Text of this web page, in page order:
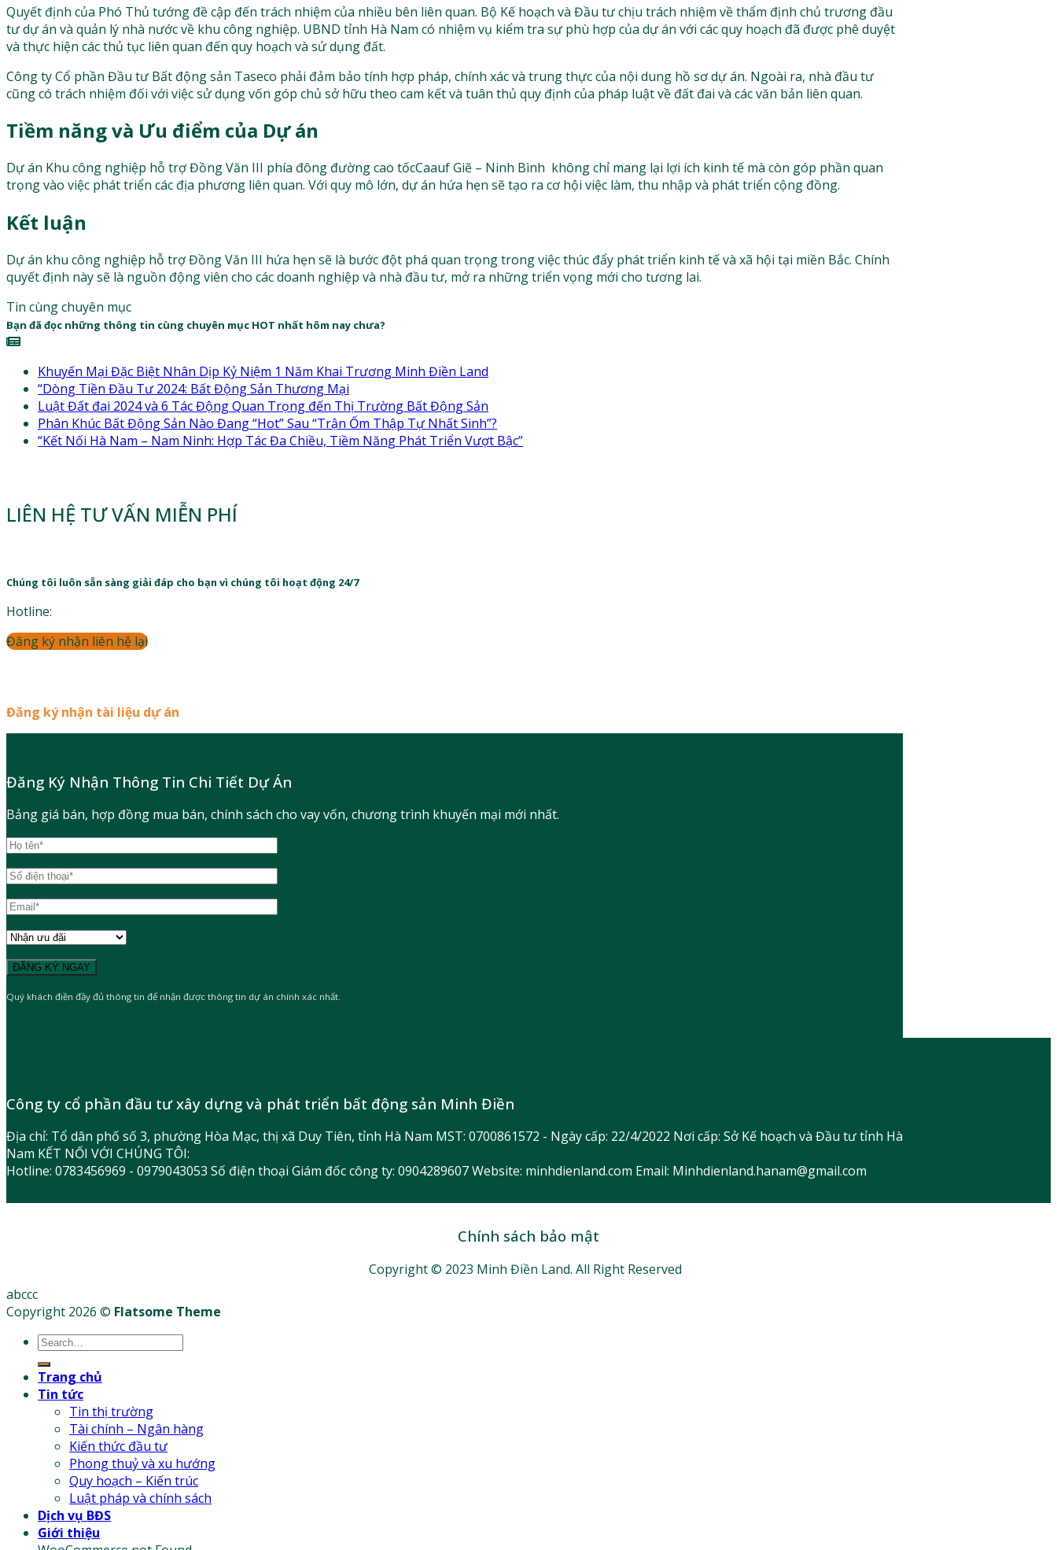
Quyết định của Phó Thủ tướng đề cập đến trách nhiệm của nhiều bên liên quan. Bộ Kế hoạch và Đầu tư chịu trách nhiệm về thẩm định chủ trương đầu
tư dự án và quản lý nhà nước về khu công nghiệp. UBND tỉnh Hà Nam có nhiệm vụ kiểm tra sự phù hợp của dự án với các quy hoạch đã được phê duyệt
và thực hiện các thủ tục liên quan đến quy hoạch và sử dụng đất.
Công ty Cổ phần Đầu tư Bất động sản Taseco phải đảm bảo tính hợp pháp, chính xác và trung thực của nội dung hồ sơ dự án. Ngoài ra, nhà đầu tư
cũng có trách nhiệm đối với việc sử dụng vốn góp chủ sở hữu theo cam kết và tuân thủ quy định của pháp luật về đất đai và các văn bản liên quan.
Tiềm năng và Ưu điểm của Dự án
Dự án Khu công nghiệp hỗ trợ Đồng Văn III phía đông đường cao tốcCaauf Giẽ – Ninh Bình không chỉ mang lại lợi ích kinh tế mà còn góp phần quan
trọng vào việc phát triển các địa phương liên quan. Với quy mô lớn, dự án hứa hẹn sẽ tạo ra cơ hội việc làm, thu nhập và phát triển cộng đồng.
Kết luận
Dự án khu công nghiệp hỗ trợ Đồng Văn III hứa hẹn sẽ là bước đột phá quan trọng trong việc thúc đẩy phát triển kinh tế và xã hội tại miền Bắc. Chính
quyết định này sẽ là nguồn động viên cho các doanh nghiệp và nhà đầu tư, mở ra những triển vọng mới cho tương lai.
Tin cùng chuyên mục
Bạn đã đọc những thông tin cùng chuyên mục HOT nhất hôm nay chưa?
Khuyến Mại Đặc Biệt Nhân Dịp Kỷ Niệm 1 Năm Khai Trương Minh Điền Land
“Dòng Tiền Đầu Tư 2024: Bất Động Sản Thương Mại
Luật Đất đai 2024 và 6 Tác Động Quan Trọng đến Thị Trường Bất Động Sản
Phân Khúc Bất Động Sản Nào Đang “Hot” Sau “Trận Ốm Thập Tự Nhất Sinh”?
“Kết Nối Hà Nam – Nam Ninh: Hợp Tác Đa Chiều, Tiềm Năng Phát Triển Vượt Bậc”
LIÊN HỆ TƯ VẤN MIỄN PHÍ
Chúng tôi luôn sẵn sàng giải đáp cho bạn vì chúng tôi hoạt động 24/7
Hotline:
Đăng ký nhận liên hệ lại
Đăng ký nhận tài liệu dự án
Đăng Ký Nhận Thông Tin Chi Tiết Dự Án
Bảng giá bán, hợp đồng mua bán, chính sách cho vay vốn, chương trình khuyến mại mới nhất.
Quý khách điền đầy đủ thông tin để nhận được thông tin dự án chính xác nhất.
Công ty cổ phần đầu tư xây dựng và phát triển bất động sản Minh Điền
Địa chỉ: Tổ dân phố số 3, phường Hòa Mạc, thị xã Duy Tiên, tỉnh Hà Nam MST: 0700861572 - Ngày cấp: 22/4/2022 Nơi cấp: Sở Kế hoạch và Đầu tư tỉnh Hà
Nam KẾT NỐI VỚI CHÚNG TÔI:
Hotline: 0783456969 - 0979043053 Số điện thoại Giám đốc công ty: 0904289607 Website: minhdienland.com Email: Minhdienland.hanam@gmail.com
Chính sách bảo mật
Copyright © 2023 Minh Điền Land. All Right Reserved
abccc
Copyright 2026 © Flatsome Theme
Trang chủ
Tin tức
Tin thị trường
Tài chính – Ngân hàng
Kiến thức đầu tư
Phong thuỷ và xu hướng
Quy hoạch – Kiến trúc
Luật pháp và chính sách
Dịch vụ BĐS
Giới thiệu